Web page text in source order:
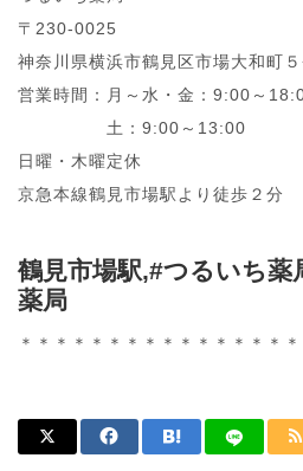
〒230-0025
神奈川県横浜市鶴見区市場大和町５
営業時間：月～水・金：9:00～
土：9:00～13:00
日曜・木曜定休
京急本線鶴見市場駅より徒歩２分
鶴見市場駅,#つるいち薬
薬局
＊＊＊＊＊＊＊＊＊＊＊＊＊＊＊